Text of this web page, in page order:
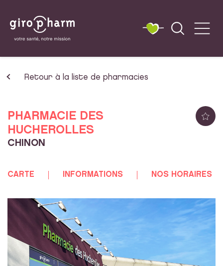
Retour à la liste de pharmacies
PHARMACIE DES
HUCHEROLLES
CHINON
CARTE INFORMATIONS NOS HORAIRES